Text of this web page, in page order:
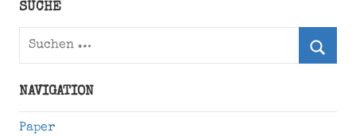
SUCHE
Suchen
NAVIGATION
Paper